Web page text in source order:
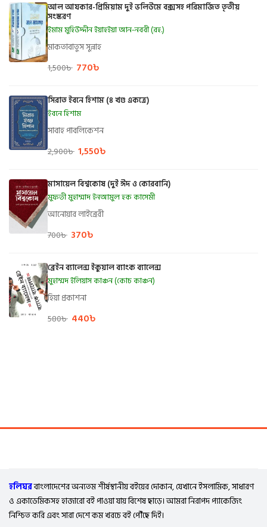
আল আযকার-প্রিমিয়াম দুই ভলিউমে বক্সসহ পরিমার্জিত তৃতীয়
সংস্করণ
ইমাম মুহিউদ্দীন ইয়াহইয়া আন-নববী (রহ.)
মাকতাবাতুস সুন্নাহ
1,500৳ 770৳
সিরাত ইবনে হিশাম (৪ খণ্ড একত্রে)
ইবনে হিশাম
সাবাহ পাবলিকেশন
2,900৳ 1,550৳
মাসায়েল বিশ্বকোষ (দুই ঈদ ও কোরবানি)
মুফতী মুহাম্মাদ ইনআমুল হক কাসেমী
আনোয়ার লাইব্রেরী
700৳ 370৳
ব্রেইন ব্যালেন্স ইকুয়াল ব্যাংক ব্যালেন্স
মুহাম্মদ ইলিয়াস কাঞ্চন (কোচ কাঞ্চন)
হিয়া প্রকাশনা
580৳ 440৳
হলিঘরবাংলাদেশের অন্যতম শীর্ষস্থানীয় বইয়ের দোকান, যেখানে ইসলামিক, সাধারণ
ও একাডেমিকসহ হাজারো বই পাওয়া যায় বিশেষ ছাড়ে। আমরা নিরাপদ প্যাকেজিং
নিশ্চিত করি এবং সারা দেশে কম খরচে বই পৌঁছে দিই।